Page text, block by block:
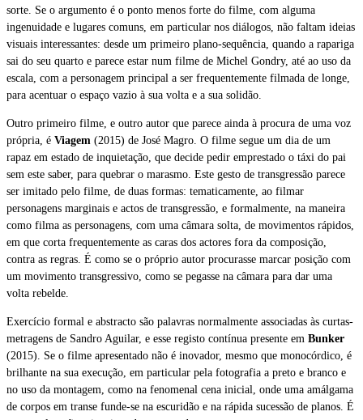
sorte. Se o argumento é o ponto menos forte do filme, com alguma
ingenuidade e lugares comuns, em particular nos diálogos, não faltam ideias
visuais interessantes: desde um primeiro plano-sequência, quando a rapariga
sai do seu quarto e parece estar num filme de Michel Gondry, até ao uso da
escala, com a personagem principal a ser frequentemente filmada de longe,
para acentuar o espaço vazio à sua volta e a sua solidão.
Outro primeiro filme, e outro autor que parece ainda à procura de uma voz
própria, é Viagem (2015) de José Magro. O filme segue um dia de um
rapaz em estado de inquietação, que decide pedir emprestado o táxi do pai
sem este saber, para quebrar o marasmo. Este gesto de transgressão parece
ser imitado pelo filme, de duas formas: tematicamente, ao filmar
personagens marginais e actos de transgressão, e formalmente, na maneira
como filma as personagens, com uma câmara solta, de movimentos rápidos,
em que corta frequentemente as caras dos actores fora da composição,
contra as regras. É como se o próprio autor procurasse marcar posição com
um movimento transgressivo, como se pegasse na câmara para dar uma
volta rebelde.
Exercício formal e abstracto são palavras normalmente associadas às curtas-
metragens de Sandro Aguilar, e esse registo contínua presente em Bunker
(2015). Se o filme apresentado não é inovador, mesmo que monocórdico, é
brilhante na sua execução, em particular pela fotografia a preto e branco e
no uso da montagem, como na fenomenal cena inicial, onde uma amálgama
de corpos em transe funde-se na escuridão e na rápida sucessão de planos. É